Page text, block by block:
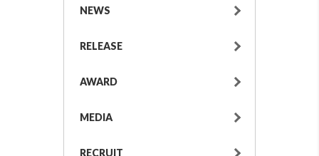
NEWS
RELEASE
AWARD
MEDIA
RECRUIT